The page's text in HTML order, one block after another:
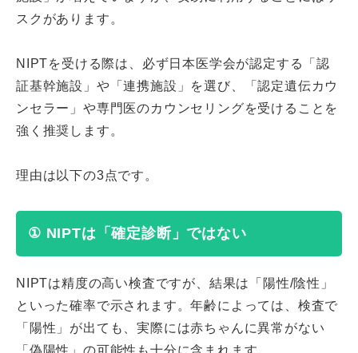
スクがあります。
NIPTを受ける際は、必ず日本医学会が認定する「認
証基幹施設」や「連携施設」を選び、「認定遺伝カウ
ンセラー」や専門医のカウンセリングを受けることを
強く推奨します。
理由は以下の3点です。
① NIPTは「確定診断」ではない
NIPTは精度の高い検査ですが、結果は「陽性/陰性」
といった確率で示されます。年齢によっては、検査で
「陽性」が出ても、実際には赤ちゃんに異常がない
「偽陽性」の可能性も十分に含まれます。